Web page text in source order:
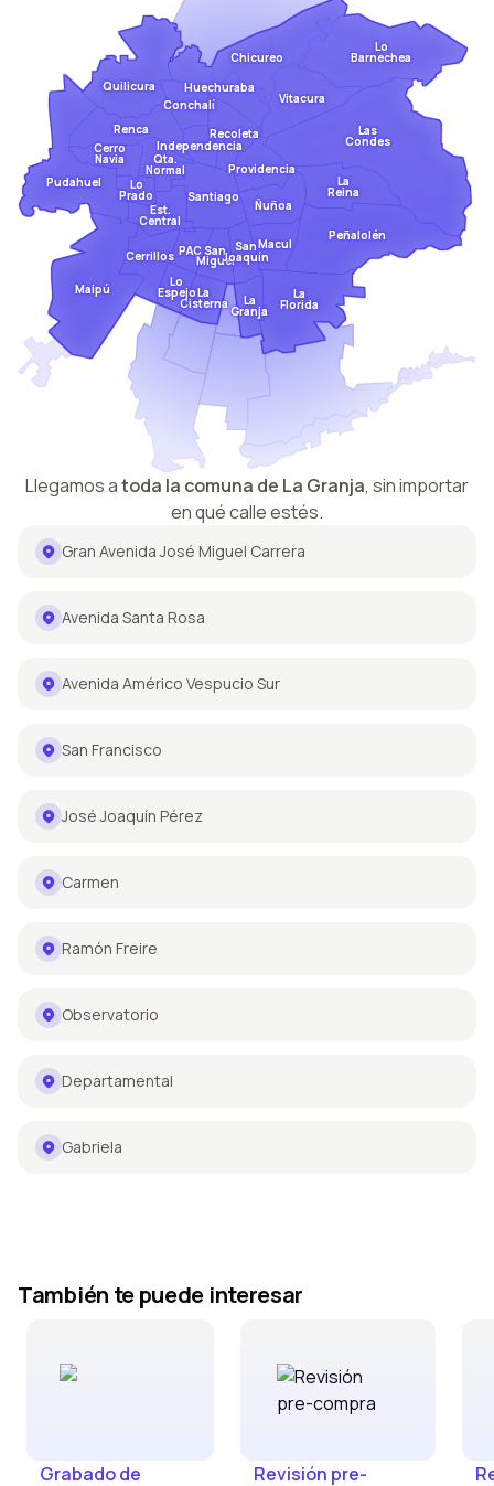
Chicureo
Maipú
Cerrillos
Est.
Central
Pudahuel Lo
Prado
Cerro
Navia
Santiago
Renca
Qta.
Normal
Recoleta
Independencia
Quilicura
Conchalí
La
Cisterna
Lo
Espejo
PACSan
Miguel
La
Granja
San
Joaquín
Providencia
Ñuñoa
La
Reina
Macul
La
Florida
Peñalolén
Las
Condes
Vitacura
Lo
Barnechea
Huechuraba
Llegamos atoda la comuna de La Granja, sin importar
en qué calle estés.
Gran Avenida José Miguel Carrera
Avenida Santa Rosa
Avenida Américo Vespucio Sur
San Francisco
José Joaquín Pérez
Carmen
Ramón Freire
Observatorio
Departamental
Gabriela
También te puede interesar
Grabado de Revisión pre-